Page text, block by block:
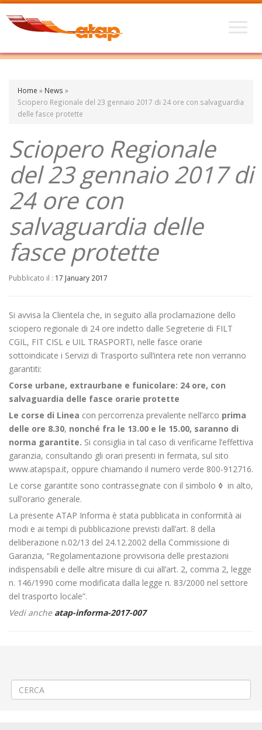
Home » News »
Sciopero Regionale del 23 gennaio 2017 di 24 ore con salvaguardia
delle fasce protette
Sciopero Regionale
del 23 gennaio 2017 di
24 ore con
salvaguardia delle
fasce protette
Pubblicato il : 17 January 2017
Si avvisa la Clientela che, in seguito alla proclamazione dello
sciopero regionale di 24 ore indetto dalle Segreterie di FILT
CGIL, FIT CISL e UIL TRASPORTI, nelle fasce orarie
sottoindicate i Servizi di Trasporto sull’intera rete non verranno
garantiti:
Corse urbane, extraurbane e funicolare: 24 ore, con
salvaguardia delle fasce orarie protette
Le corse di Linea con percorrenza prevalente nell’arco prima
delle ore 8.30, nonché fra le 13.00 e le 15.00, saranno di
norma garantite. Si consiglia in tal caso di verificarne l’effettiva
garanzia, consultando gli orari presenti in fermata, sul sito
www.atapspa.it, oppure chiamando il numero verde 800-912716.
Le corse garantite sono contrassegnate con il simbolo ◊ in alto,
sull’orario generale.
La presente ATAP Informa è stata pubblicata in conformità ai
modi e ai tempi di pubblicazione previsti dall’art. 8 della
deliberazione n.02/13 del 24.12.2002 della Commissione di
Garanzia, “Regolamentazione provvisoria delle prestazioni
indispensabili e delle altre misure di cui all’art. 2, comma 2, legge
n. 146/1990 come modificata dalla legge n. 83/2000 nel settore
del trasporto locale”.
Vedi anche atap-informa-2017-007